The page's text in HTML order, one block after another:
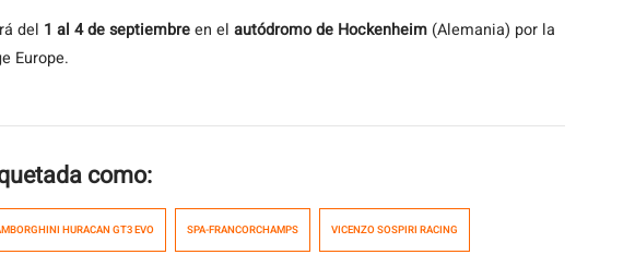
del 1 al 4 de septiembreen el autódromo de Hockenheim (Alemania) por la
Europe.
como:
HURACAN GT3 EVO SPA-FRANCORCHAMPS VICENZO SOSPIRI RACING